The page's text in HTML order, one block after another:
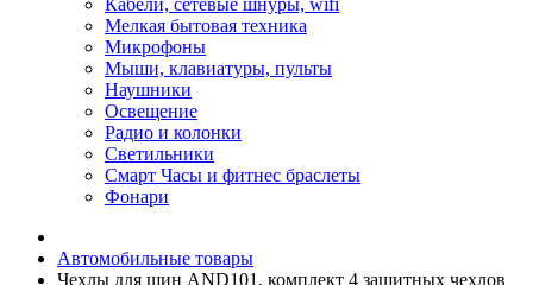
Кабели, сетевые шнуры, wifi
Мелкая бытовая техника
Микрофоны
Мыши, клавиатуры, пульты
Наушники
Освещение
Радио и колонки
Светильники
Смарт Часы и фитнес браслеты
Фонари
Автомобильные товары
Чехлы для шин AND101, комплект 4 защитных чехлов